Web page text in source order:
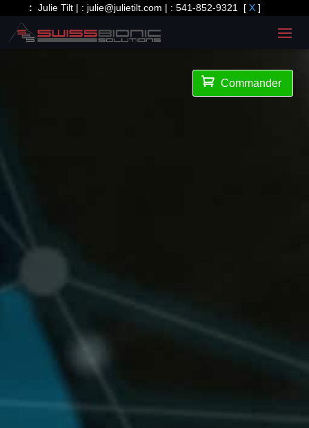
:Julie Tilt | : julie@julietilt.com | :541-852-9321 [X ]
 Commander